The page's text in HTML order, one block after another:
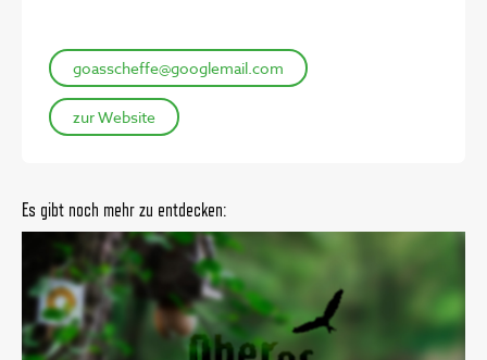
goasscheffe@googlemail.com
zur Website
Es gibt noch mehr zu entdecken: